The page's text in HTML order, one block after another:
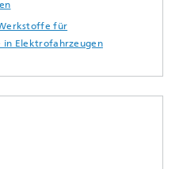
für
in Elektrofahrzeugen